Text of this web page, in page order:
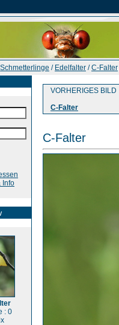
Schmetterlinge / Edelfalter /C-Falter
Info
: 0
VORHERIGES BILD
C-Falter
C-Falter